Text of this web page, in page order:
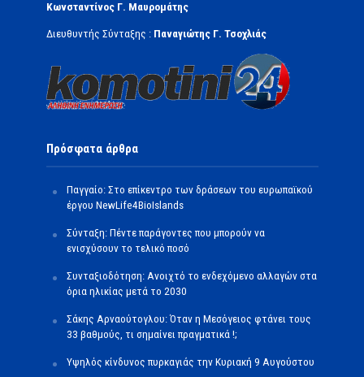
Κωνσταντίνος Γ. Μαυρομάτης
Διευθυντής Σύνταξης : Παναγιώτης Γ. Τσοχλιάς
Πρόσφατα άρθρα
Παγγαίο: Στο επίκεντρο των δράσεων του ευρωπαϊκού
έργου NewLife4BioIslands
Σύνταξη: Πέντε παράγοντες που μπορούν να
ενισχύσουν το τελικό ποσό
Συνταξιοδότηση: Ανοιχτό το ενδεχόμενο αλλαγών στα
όρια ηλικίας μετά το 2030
Σάκης Αρναούτογλου: Όταν η Μεσόγειος φτάνει τους
33 βαθμούς, τι σημαίνει πραγματικά !;
Υψηλός κίνδυνος πυρκαγιάς την Κυριακή 9 Αυγούστου